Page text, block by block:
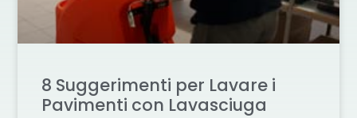
8 Suggerimenti per Lavare i
Pavimenti con Lavasciuga